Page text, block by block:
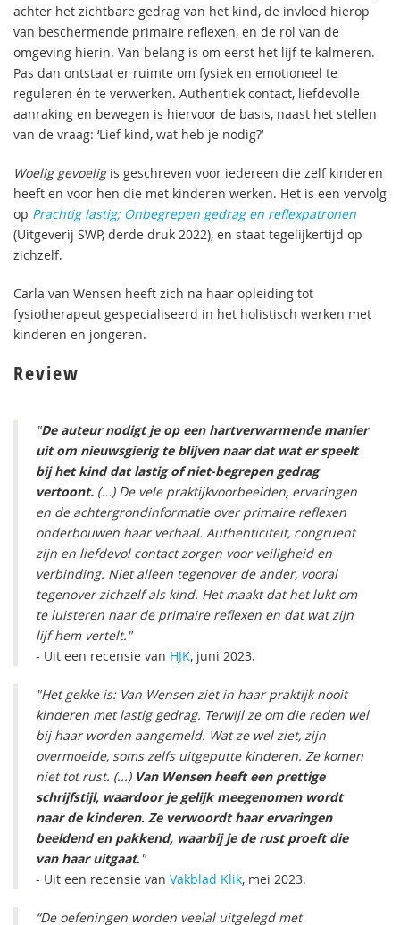
achter het zichtbare gedrag van het kind, de invloed hierop
van beschermende primaire reflexen, en de rol van de
omgeving hierin. Van belang is om eerst het lijf te kalmeren.
Pas dan ontstaat er ruimte om fysiek en emotioneel te
reguleren én te verwerken. Authentiek contact, liefdevolle
aanraking en bewegen is hiervoor de basis, naast het stellen
van de vraag: ‘Lief kind, wat heb je nodig?’
Woelig gevoeligis geschreven voor iedereen die zelf kinderen
heeft en voor hen die met kinderen werken. Het is een vervolg
op Prachtig lastig; Onbegrepen gedrag en reflexpatronen
(Uitgeverij SWP, derde druk 2022), en staat tegelijkertijd op
zichzelf.
Carla van Wensen heeft zich na haar opleiding tot
fysiotherapeut gespecialiseerd in het holistisch werken met
kinderen en jongeren.
Review
"De auteur nodigt je op een hartverwarmende manier
uit om nieuwsgierig te blijven naar dat wat er speelt
bij het kind dat lastig of niet-begrepen gedrag
vertoont. (...) De vele praktijkvoorbeelden, ervaringen
en de achtergrondinformatie over primaire reflexen
onderbouwen haar verhaal. Authenticiteit, congruent
zijn en liefdevol contact zorgen voor veiligheid en
verbinding. Niet alleen tegenover de ander, vooral
tegenover zichzelf als kind. Het maakt dat het lukt om
te luisteren naar de primaire reflexen en dat wat zijn
lijf hem vertelt."
- Uit een recensie van HJK, juni 2023.
"Het gekke is: Van Wensen ziet in haar praktijk nooit
kinderen met lastig gedrag. Terwijl ze om die reden wel
bij haar worden aangemeld. Wat ze wel ziet, zijn
overmoeide, soms zelfs uitgeputte kinderen. Ze komen
niet tot rust. (...) Van Wensen heeft een prettige
schrijfstijl, waardoor je gelijk meegenomen wordt
naar de kinderen. Ze verwoordt haar ervaringen
beeldend en pakkend, waarbij je de rust proeft die
van haar uitgaat."
- Uit een recensie van Vakblad Klik, mei 2023.
“De oefeningen worden veelal uitgelegd met